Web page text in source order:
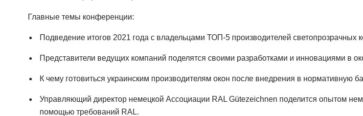
Главные темы конференции:
Подведение итогов 2021 года с владельцами ТОП-5 производителей светопрозрачных
Представители ведущих компаний поделятся своими разработками и инновациями в
К чему готовиться украинским производителям окон после внедрения в нормативную
Управляющий директор немецкой Ассоциации RAL Gütezeichnen поделится опытом
помощью требований RAL.